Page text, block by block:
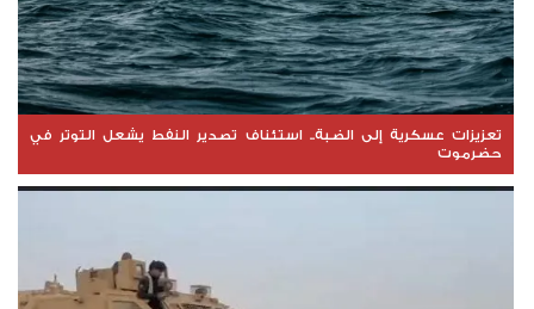
تعزيزات عسكرية إلى الضبة.. استئناف تصدير النفط يشعل التوتر في
حضرموت